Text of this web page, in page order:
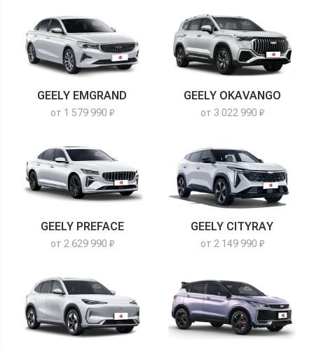
GEELY EMGRAND
от 1 579 990 ₽
GEELY OKAVANGO
от 3 022 990 ₽
GEELY PREFACE
от 2 629 990 ₽
GEELY CITYRAY
от 2 149 990 ₽